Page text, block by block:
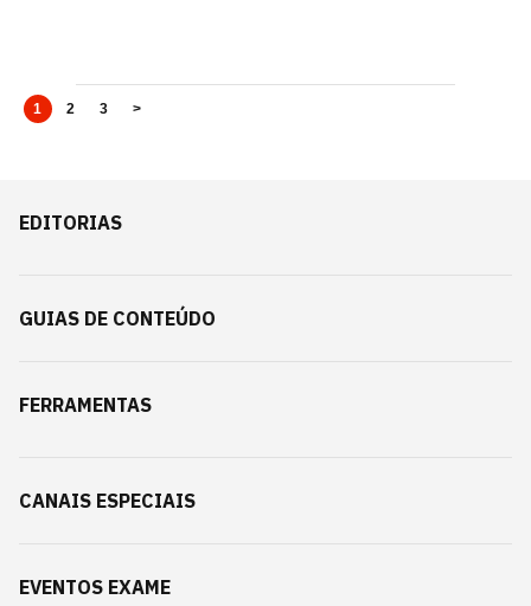
1 2 3 >
EDITORIAS
GUIAS DE CONTEÚDO
FERRAMENTAS
CANAIS ESPECIAIS
EVENTOS EXAME